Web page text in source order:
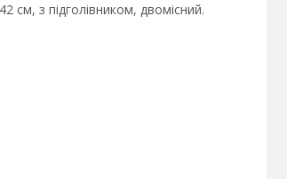
см, з підголівником, двомісний.